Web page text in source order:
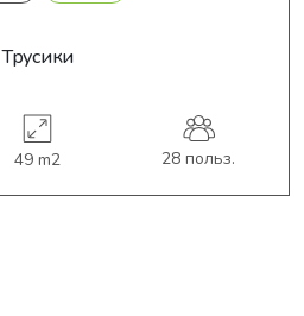
Трусики
49 m2 28 польз.